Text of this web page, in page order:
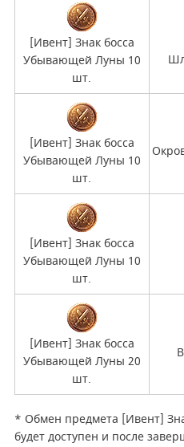
[Ивент] Знак босса
Убывающей Луны 10
шт.
[Ивент] Знак босса
Убывающей Луны 10
шт.
[Ивент] Знак босса
Убывающей Луны 10
шт.
[Ивент] Знак босса
Убывающей Луны 20
шт.
* Обмен предмета [Ивент]
будет доступен и после